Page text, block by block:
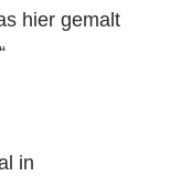
hier gemalt
in